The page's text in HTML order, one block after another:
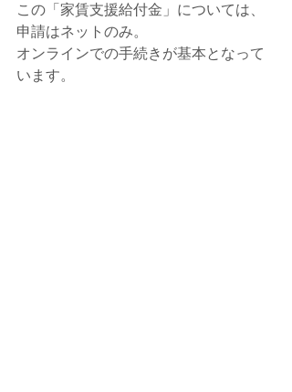
この「家賃支援給付金」については、
申請はネットのみ。
オンラインでの手続きが基本となって
います。